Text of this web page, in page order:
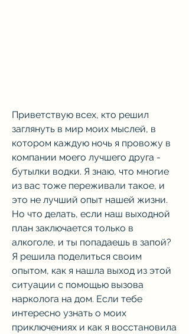
Приветствую всех, кто решил
заглянуть в мир моих мыслей, в
котором каждую ночь я провожу в
компании моего лучшего друга -
бутылки водки. Я знаю, что многие
из вас тоже переживали такое, и
это не лучший опыт нашей жизни.
Но что делать, если наш выходной
план заключается только в
алкоголе, и ты попадаешь в запой?
Я решила поделиться своим
опытом, как я нашла выход из этой
ситуации с помощью вызова
нарколога на дом. Если тебе
интересно узнать о моих
приключениях и как я восстановила